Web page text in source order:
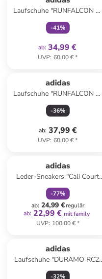
Laufschuhe "RUNFALCON 5"
in Schwarz
-41%
ab: 34,99 €
UVP: 60,00 €*
adidas
Laufschuhe "RUNFALCON 5"
in Pink
-36%
ab: 37,99 €
UVP: 60,00 €*
adidas
Leder-Sneakers "Cali Court
Match" in Weiß
-77%
ab: 24,99 €regulär
ab: 22,99 € mit family
UVP: 100,00 €*
adidas
Laufschuhe "DURAMO RC2"
in Dunkelblau/ Weiß
-32%